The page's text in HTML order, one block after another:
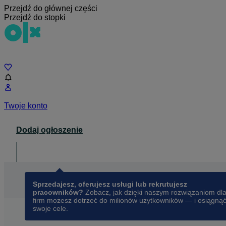
Przejdź do głównej części
Przejdź do stopki
Twoje konto
Dodaj ogłoszenie
Sprzedajesz, oferujesz usługi lub rekrutujesz
pracowników? Zobacz, jak dzięki naszym rozwiązaniom dla
firm możesz dotrzeć do milionów użytkowników — i osiągnąć
swoje cele.